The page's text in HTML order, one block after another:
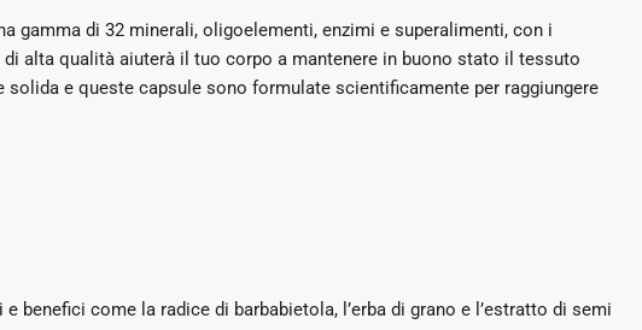
gamma di 32 minerali, oligoelementi, enzimi e superalimenti, con i
alta qualità aiuterà il tuo corpo a mantenere in buono stato il tessuto
e queste capsule sono formulate scientificamente per raggiungere
benefici come la radice di barbabietola, l’erba di grano e l’estratto di semi